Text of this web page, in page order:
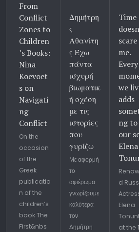
From
Conflict
Zones to
Children
’s Books:
Nina
Koevoet
s on
Navigati
ng
Conflict
On the
occasion
of the
Greek
publicatio
n of the
children’s
book The
First&nbs
Δημήτρη
ς
Αθανίτη
ς Έχω
πάντα
ισχυρή
βιωματικ
ή σχέση
με τις
ιστορίες
που
γυρίζω
Με αφορμή
το
αφιέρωμα
γνωρίζουμε
καλύτερα
τον
Δημήτρη
Time
scare
me.
Every
we
adds
ng to
our
Elena
d
Elena
at the